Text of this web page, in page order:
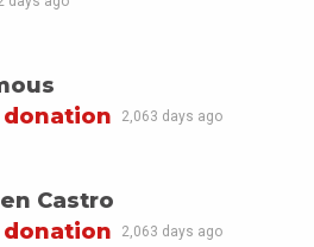
donation
2,063 days ago
Castro
donation
2,063 days ago